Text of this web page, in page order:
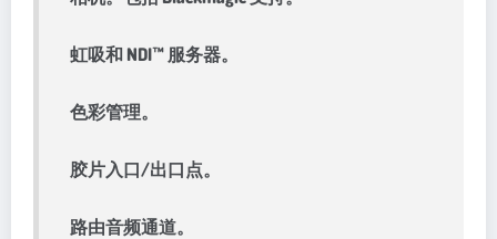
虹吸和 NDI™ 服务器。
色彩管理。
胶片入口/出口点。
路由音频通道。